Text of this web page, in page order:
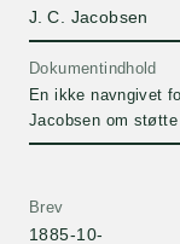
J. C. Jacobsen
Dokumentindhold
En ikke navngivet
Jacobsen om
til råds.
Brev
1885-10-